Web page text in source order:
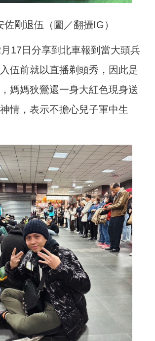
剛退伍（圖／翻攝IG）
17日分享到北車報到當大頭兵
伍前就以直播剃頭秀，因此是
媽媽狄鶯還一身大紅色現身送
情，表示不擔心兒子軍中生